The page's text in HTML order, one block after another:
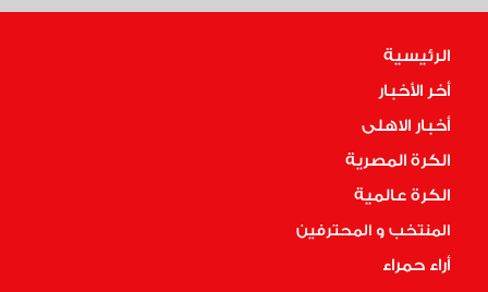
الرئيسية
أخر الأخبار
أخبار الاهلى
الكرة المصرية
الكرة عالمية
المنتخب و المحترفين
أراء حمراء